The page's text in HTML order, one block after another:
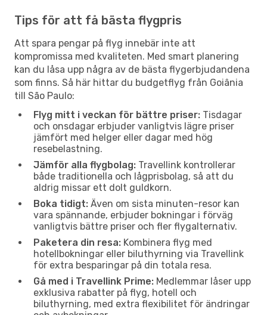
Tips för att få bästa flygpris
Att spara pengar på flyg innebär inte att
kompromissa med kvaliteten. Med smart planering
kan du låsa upp några av de bästa flygerbjudandena
som finns. Så här hittar du budgetflyg från Goiânia
till São Paulo:
Flyg mitt i veckan för bättre priser: Tisdagar
och onsdagar erbjuder vanligtvis lägre priser
jämfört med helger eller dagar med hög
resebelastning.
Jämför alla flygbolag: Travellink kontrollerar
både traditionella och lågprisbolag, så att du
aldrig missar ett dolt guldkorn.
Boka tidigt: Även om sista minuten-resor kan
vara spännande, erbjuder bokningar i förväg
vanligtvis bättre priser och fler flygalternativ.
Paketera din resa: Kombinera flyg med
hotellbokningar eller biluthyrning via Travellink
för extra besparingar på din totala resa.
Gå med i Travellink Prime: Medlemmar låser upp
exklusiva rabatter på flyg, hotell och
biluthyrning, med extra flexibilitet för ändringar